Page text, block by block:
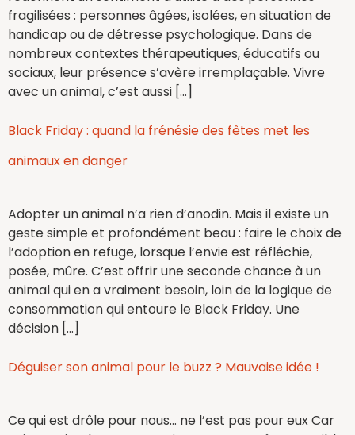
fragilisées : personnes âgées, isolées, en situation de
handicap ou de détresse psychologique. Dans de
nombreux contextes thérapeutiques, éducatifs ou
sociaux, leur présence s’avère irremplaçable. Vivre
avec un animal, c’est aussi […]
Black Friday : quand la frénésie des fêtes met les
animaux en danger
Adopter un animal n’a rien d’anodin. Mais il existe un
geste simple et profondément beau : faire le choix de
l’adoption en refuge, lorsque l’envie est réfléchie,
posée, mûre. C’est offrir une seconde chance à un
animal qui en a vraiment besoin, loin de la logique de
consommation qui entoure le Black Friday. Une
décision […]
Déguiser son animal pour le buzz ? Mauvaise idée !
Ce qui est drôle pour nous… ne l’est pas pour eux Car